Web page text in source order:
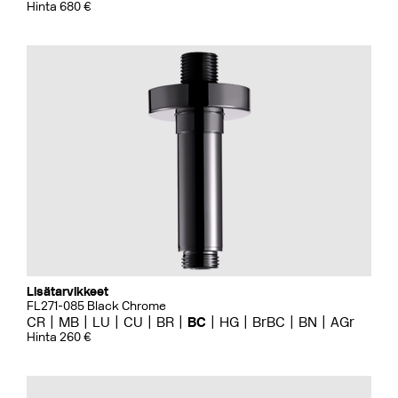
Hinta 680 €
Lisätarvikkeet
FL271-085 Black Chrome
CR MB LU CU BR BC HG BrBC BN AGr
Hinta 260 €